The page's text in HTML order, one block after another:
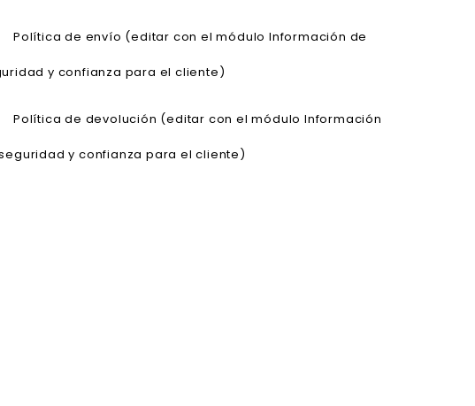
Política de envío (editar con el módulo Información de
y confianza para el cliente)
Política de devolución (editar con el módulo Información
y confianza para el cliente)